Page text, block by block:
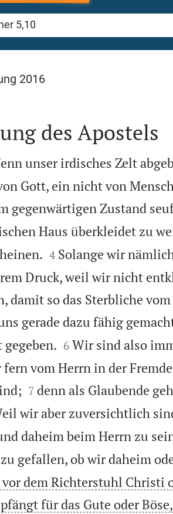
2016
des Apostels
unser irdisches Zelt
Gott, ein nicht von
gegenwärtigen Zustand
Haus überkleidet zu

4 Solange wir
Druck, weil wir nicht
damit so das Sterbliche
gerade dazu fähig

6 Wir sind also
fern vom Herrn in der

7 denn als Glaubende
wir aber zuversichtlich
daheim beim Herrn zu
gefallen, ob wir daheim
dem Richterstuhl Christi
für das Gute oder